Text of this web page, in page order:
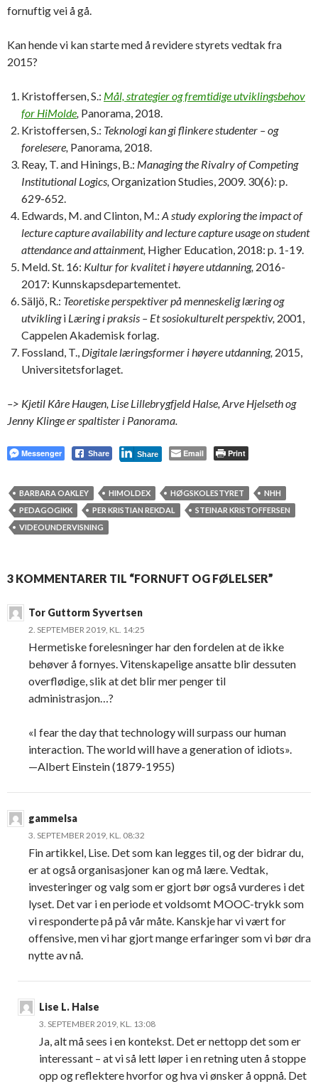
fornuftig vei å gå.
Kan hende vi kan starte med å revidere styrets vedtak fra
2015?
Kristoffersen, S.: Mål, strategier og fremtidige utviklingsbehov
for HiMolde, Panorama, 2018.
Kristoffersen, S.: Teknologi kan gi flinkere studenter – og
forelesere, Panorama, 2018.
Reay, T. and Hinings, B.: Managing the Rivalry of Competing
Institutional Logics, Organization Studies, 2009. 30(6): p.
629-652.
Edwards, M. and Clinton, M.: A study exploring the impact of
lecture capture availability and lecture capture usage on student
attendance and attainment, Higher Education, 2018: p. 1-19.
Meld. St. 16: Kultur for kvalitet i høyere utdanning, 2016-
2017: Kunnskapsdepartementet.
Säljö, R.: Teoretiske perspektiver på menneskelig læring og
utviklingi Læring i praksis – Et sosiokulturelt perspektiv, 2001,
Cappelen Akademisk forlag.
Fossland, T., Digitale læringsformer i høyere utdanning, 2015,
Universitetsforlaget.
–> Kjetil Kåre Haugen, Lise Lillebrygfjeld Halse, Arve Hjelseth og
Jenny Klinge er spaltister i Panorama.
Messenger Share Share Email Print
BARBARA OAKLEY HIMOLDEX HØGSKOLESTYRET
NHH
PEDAGOGIKK
PER KRISTIAN REKDAL
STEINAR KRISTOFFERSEN
VIDEOUNDERVISNING
3 KOMMENTARER TIL “FORNUFT OG FØLELSER”
Tor Guttorm Syvertsen
2. SEPTEMBER 2019, KL. 14:25
Hermetiske forelesninger har den fordelen at de ikke
behøver å fornyes. Vitenskapelige ansatte blir dessuten
overflødige, slik at det blir mer penger til
administrasjon…?
«I fear the day that technology will surpass our human
interaction. The world will have a generation of idiots».
—Albert Einstein (1879-1955)
gammelsa
3. SEPTEMBER 2019, KL. 08:32
Fin artikkel, Lise. Det som kan legges til, og der bidrar du,
er at også organisasjoner kan og må lære. Vedtak,
investeringer og valg som er gjort bør også vurderes i det
lyset. Det var i en periode et voldsomt MOOC-trykk som
vi responderte på på vår måte. Kanskje har vi vært for
offensive, men vi har gjort mange erfaringer som vi bør dra
nytte av nå.
Lise L. Halse
3. SEPTEMBER 2019, KL. 13:08
Ja, alt må sees i en kontekst. Det er nettopp det som er
interessant – at vi så lett løper i en retning uten å stoppe
opp og reflektere hvorfor og hva vi ønsker å oppnå. Det